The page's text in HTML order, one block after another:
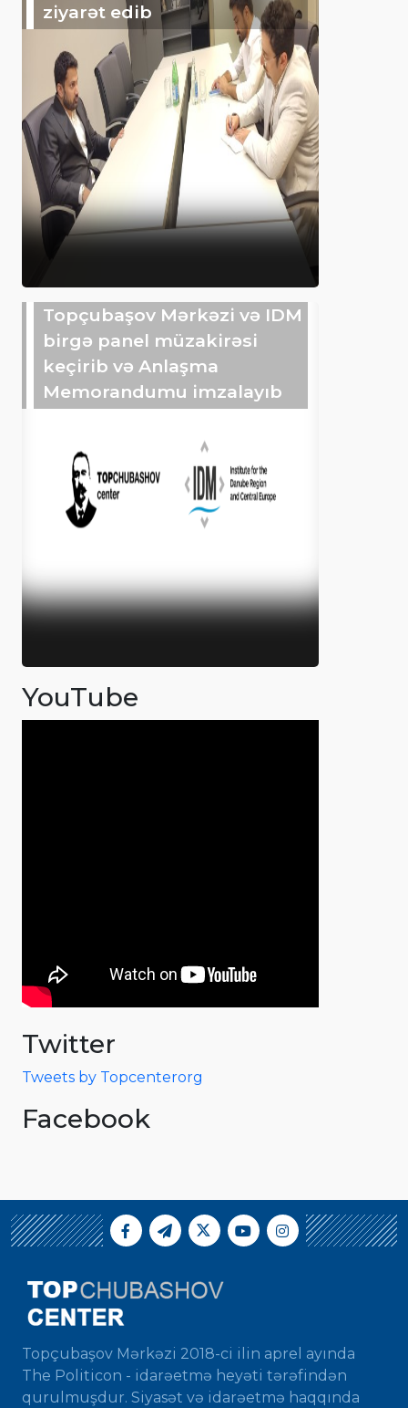
ziyarət edib
Topçubaşov Mərkəzi və IDM
birgə panel müzakirəsi
keçirib və Anlaşma
Memorandumu imzalayıb
YouTube
Twitter
Tweets by Topcenterorg
Facebook
Topçubaşov Mərkəzi 2018-ci ilin aprel ayında
The Politicon - idarəetmə heyəti tərəfindən
qurulmuşdur. Siyasət və idarəetmə haqqında